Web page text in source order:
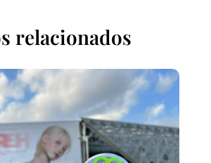
relacionados